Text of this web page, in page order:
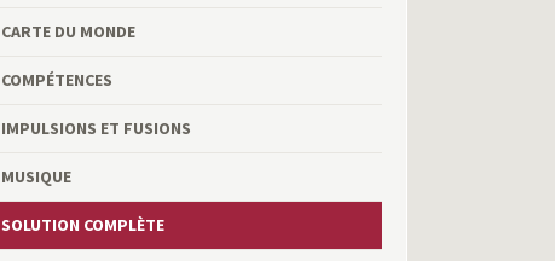
CARTE DU MONDE
COMPÉTENCES
IMPULSIONS ET FUSIONS
MUSIQUE
SOLUTION COMPLÈTE